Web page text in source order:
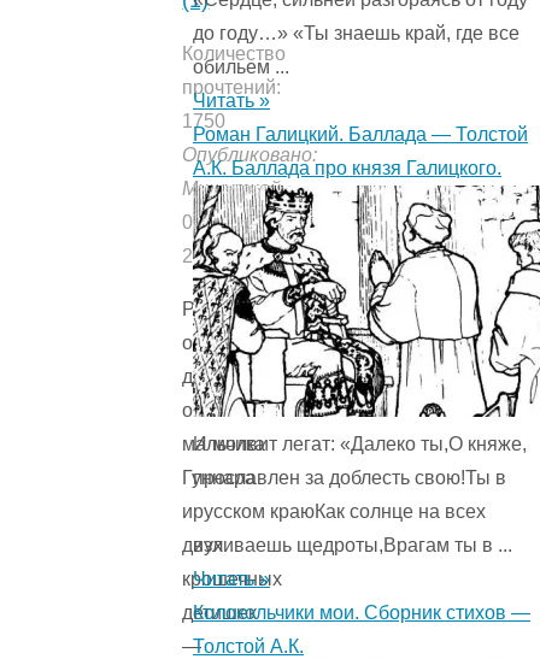
Количество
прочтений:
1750
Опубликовано:
Мишуткой
08.02.2019
20.02.2019
Рассказ
о
дружбе
обычного
мальчика
Гуннара
и
двух
крошечных
детишек
—
до году…» «Ты знаешь край, где все
обильем ...
Читать »
Роман Галицкий. Баллада — Толстой
А.К. Баллада про князя Галицкого.
И молвит легат: «Далеко ты,О княже,
прославлен за доблесть свою!Ты в
русском краюКак солнце на всех
изливаешь щедроты,Врагам ты в ...
Читать »
Колокольчики мои. Сборник стихов —
Толстой А.К.